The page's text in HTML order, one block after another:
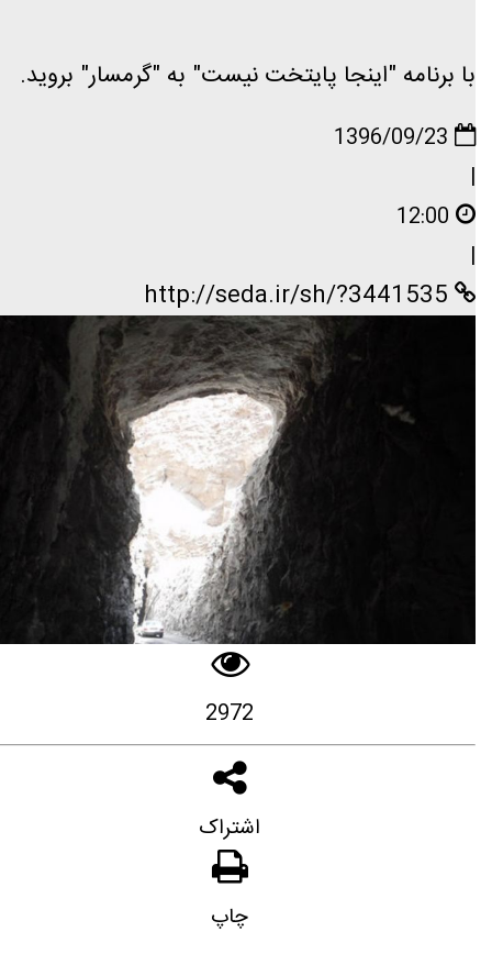
با برنامه "اینجا پایتخت نیست" به "گرمسار" بروید.
1396/09/23
|
12:00
|
http://seda.ir/sh/?3441535
2972
اشتراک
چاپ